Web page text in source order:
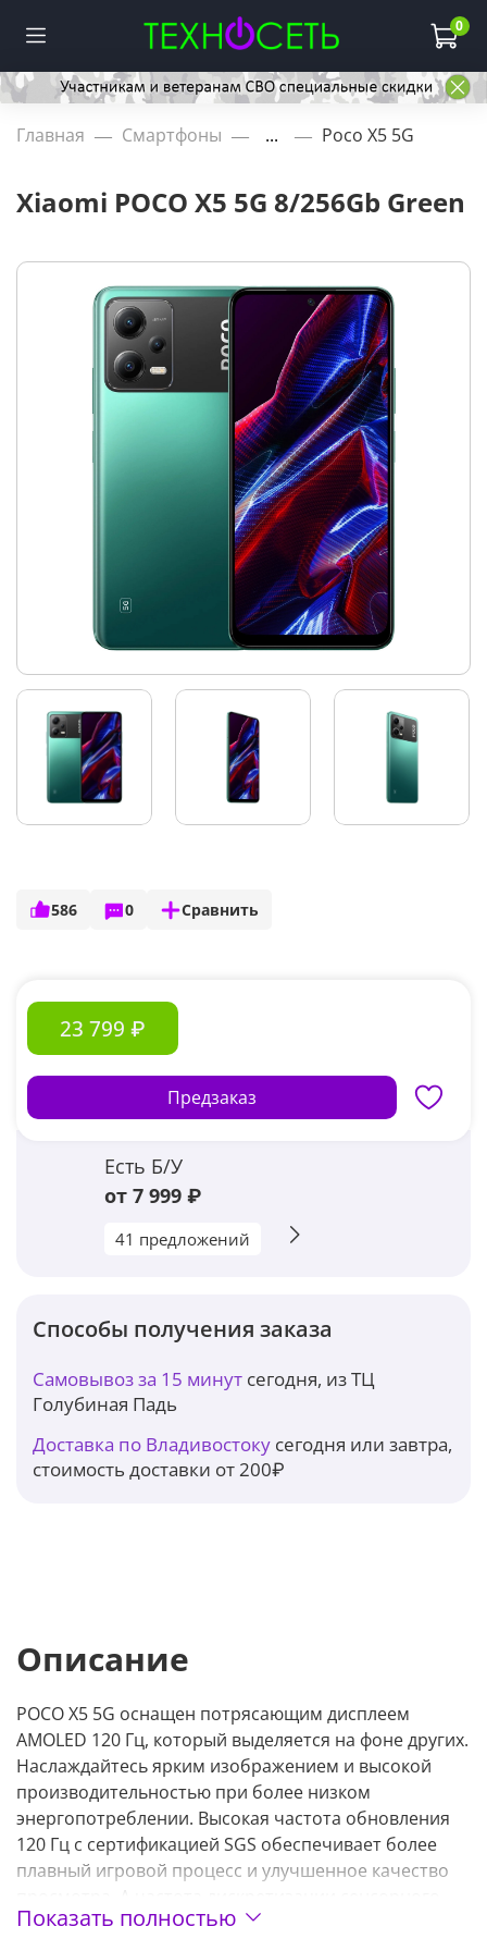
0
Главная Смартфоны ... Poco X5 5G
Xiaomi POCO X5 5G 8/256Gb Green
586 0 Сравнить
23 799 ₽
Предзаказ
Есть Б/У
от 7 999 ₽
41 предложений
Способы получения заказа
Самовывоз за 15 минут сегодня, из ТЦ
Голубиная Падь
Доставка по Владивостоку сегодня или завтра,
стоимость доставки от 200₽
Описание
POCO X5 5G оснащен потрясающим дисплеем
AMOLED 120 Гц, который выделяется на фоне других.
Наслаждайтесь ярким изображением и высокой
производительностью при более низком
энергопотреблении. Высокая частота обновления
120 Гц с сертификацией SGS обеспечивает более
плавный игровой процесс и улучшенное качество
слоя 240 Гц позволяет уловить все моменты во
Показать полностью